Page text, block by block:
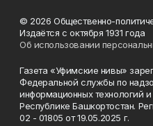
© 2026 Общественно-
Издаётся с октября 1931 года
Об использовании
Газета «Уфимские нивы»
Федеральной службы по
информационных технологий
Республике Башкортостан.
02 - 01805 от 19.05.2025 г.